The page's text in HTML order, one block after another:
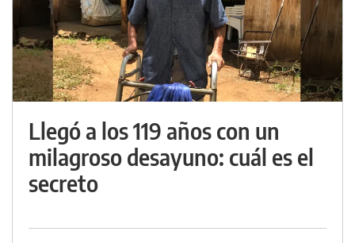
Llegó a los 119 años con un
milagroso desayuno: cuál es el
secreto